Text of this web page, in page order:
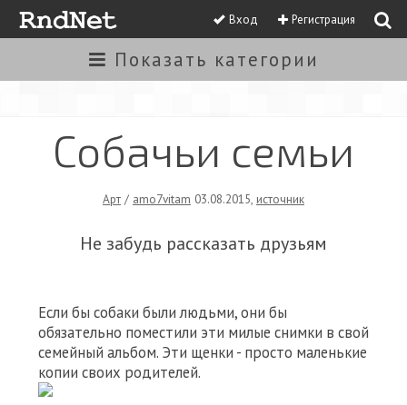
Вход Регистрация
Показать категории
Собачьи семьи
Арт / amo7vitam 03.08.2015, источник
Не забудь рассказать друзьям
Если бы собаки были людьми, они бы
обязательно поместили эти милые снимки в свой
семейный альбом. Эти щенки - просто маленькие
копии своих родителей.